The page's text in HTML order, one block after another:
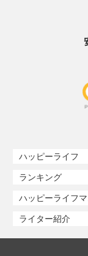
ハッピーライフ
ランキング
ハッピーライフ
ライター紹介